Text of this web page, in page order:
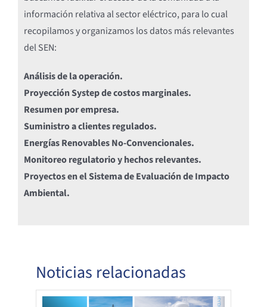
información relativa al sector eléctrico, para lo cual
recopilamos y organizamos los datos más relevantes
del SEN:
Análisis de la operación.
Proyección Systep de costos marginales.
Resumen por empresa.
Suministro a clientes regulados.
Energías Renovables No-Convencionales.
Monitoreo regulatorio y hechos relevantes.
Proyectos en el Sistema de Evaluación de Impacto
Ambiental.
Noticias relacionadas